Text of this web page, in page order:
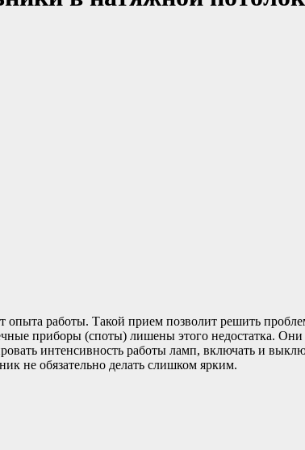
опыта работы. Такой прием позволит решить
приборы (споты) лишены этого недостатка.
интенсивность работы ламп, включать и
не обязательно делать слишком ярким.